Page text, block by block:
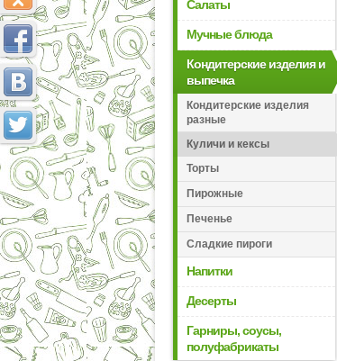
Салаты
Мучные блюда
Кондитерские изделия и
выпечка
Кондитерские изделия
разные
Куличи и кексы
Торты
Пирожные
Печенье
Сладкие пироги
Напитки
Десерты
Гарниры, соусы,
полуфабрикаты